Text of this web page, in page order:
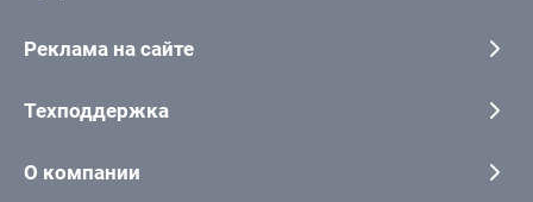
Реклама на сайте
Техподдержка
О компании